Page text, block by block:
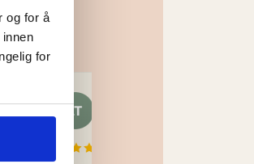
og for å
for
Linn-Katrin Fredriksen
Tveit
25. april 2026